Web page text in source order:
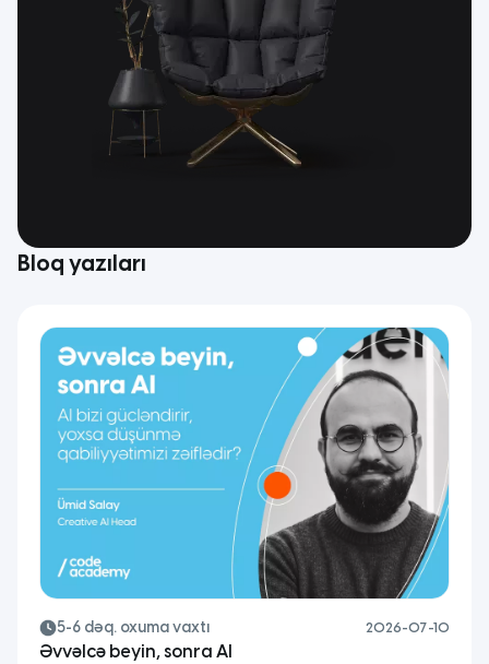
Bloq yazıları
5-6 dəq. oxuma vaxtı 2026-07-10
Əvvəlcə beyin, sonra AI